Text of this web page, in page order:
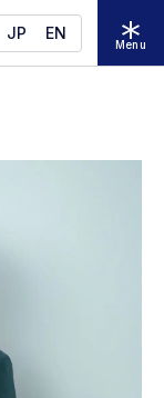
JP EN
Menu